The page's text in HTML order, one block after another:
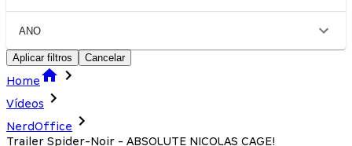
ANO
Aplicar filtros Cancelar
Home
Vídeos
NerdOffice
Trailer Spider-Noir - ABSOLUTE NICOLAS CAGE!